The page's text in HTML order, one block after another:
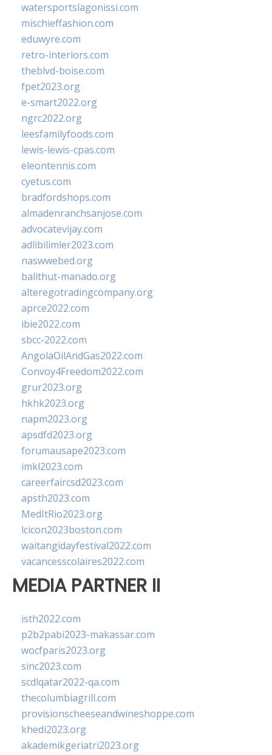
watersportslagonissi.com
mischieffashion.com
eduwyre.com
retro-interiors.com
theblvd-boise.com
fpet2023.org
e-smart2022.org
ngrc2022.org
leesfamilyfoods.com
lewis-lewis-cpas.com
eleontennis.com
cyetus.com
bradfordshops.com
almadenranchsanjose.com
advocatevijay.com
adlibilimler2023.com
naswwebed.org
balithut-manado.org
alteregotradingcompany.org
aprce2022.com
ibie2022.com
sbcc-2022.com
AngolaOilAndGas2022.com
Convoy4Freedom2022.com
grur2023.org
hkhk2023.org
napm2023.org
apsdfd2023.org
forumausape2023.com
imkl2023.com
careerfaircsd2023.com
apsth2023.com
MedItRio2023.org
lcicon2023boston.com
waitangidayfestival2022.com
vacancesscolaires2022.com
MEDIA PARTNER II
isth2022.com
p2b2pabi2023-makassar.com
wocfparis2023.org
sinc2023.com
scdlqatar2022-qa.com
thecolumbiagrill.com
provisionscheeseandwineshoppe.com
khedi2023.org
akademikgeriatri2023.org